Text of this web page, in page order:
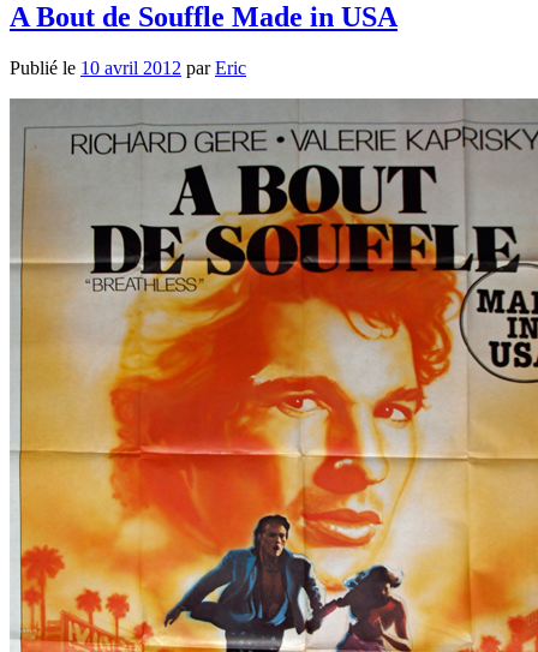
A Bout de Souffle Made in USA
Publié le 10 avril 2012 parEric